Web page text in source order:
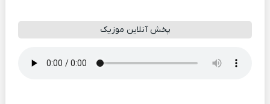
پخش آنلاین موزیک